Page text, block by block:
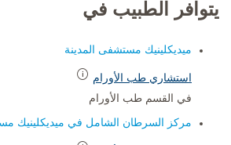
يتوافر الطبيب في
ميديكلينيك مستشفى المدينة
استشاري طب الأورام
في القسم طب الأورام
مركز السرطان الشامل في ميديكلينيك